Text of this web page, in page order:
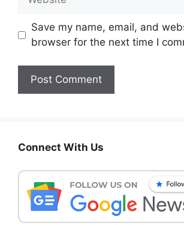
Save my name, email, and
browser for the next time I
Connect With Us